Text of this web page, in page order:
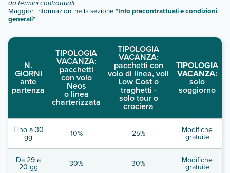
da termini contrattuali.
Maggiori informazioni nella sezione "Info precontrattuali e condizioni
generali"
N.
GIORNI
ante
partenza
TIPOLOGIA
VACANZA:
pacchetti
con volo
Neos
o linea
charterizzata
TIPOLOGIA
VACANZA:
pacchetti con
volo di linea, voli
Low Cost o
traghetti -
solo tour o
crociera
TIPOLOGIA
VACANZA:
solo
soggiorno
Fino a 30
gg 10% 25% Modifiche
gratuite
Da 29 a
20 gg 30% 30% Modifiche
gratuite